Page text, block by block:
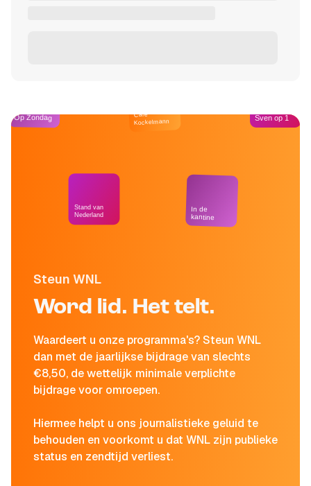
Steun WNL
Word lid. Het telt.
Waardeert u onze programma's? Steun WNL
dan met de jaarlijkse bijdrage van slechts
€8,50, de wettelijk minimale verplichte
bijdrage voor omroepen.
Hiermee helpt u ons journalistieke geluid te
behouden en voorkomt u dat WNL zijn publieke
status en zendtijd verliest.
Op Zondag
Stand van
Nederland
Café
Kockelmann
In de
kantine
Sven op 1